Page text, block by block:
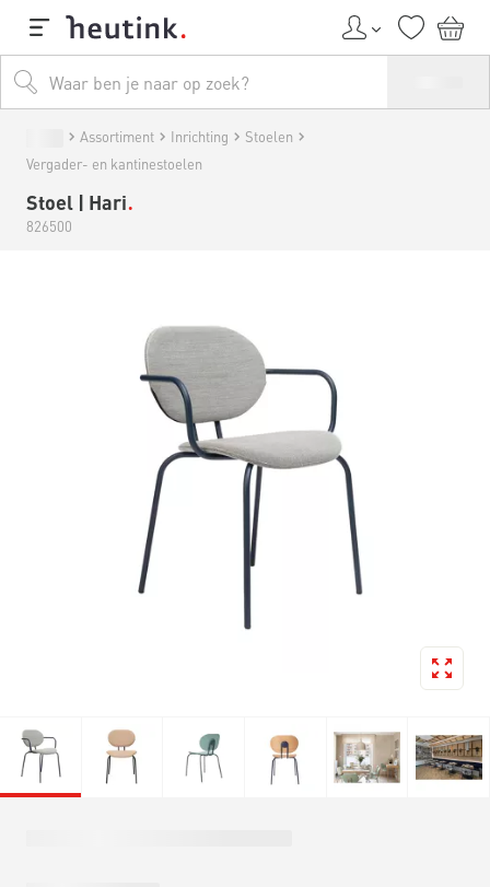
Assortiment Inrichting
Stoelen
Vergader- en kantinestoelen
Stoel | Hari
826500